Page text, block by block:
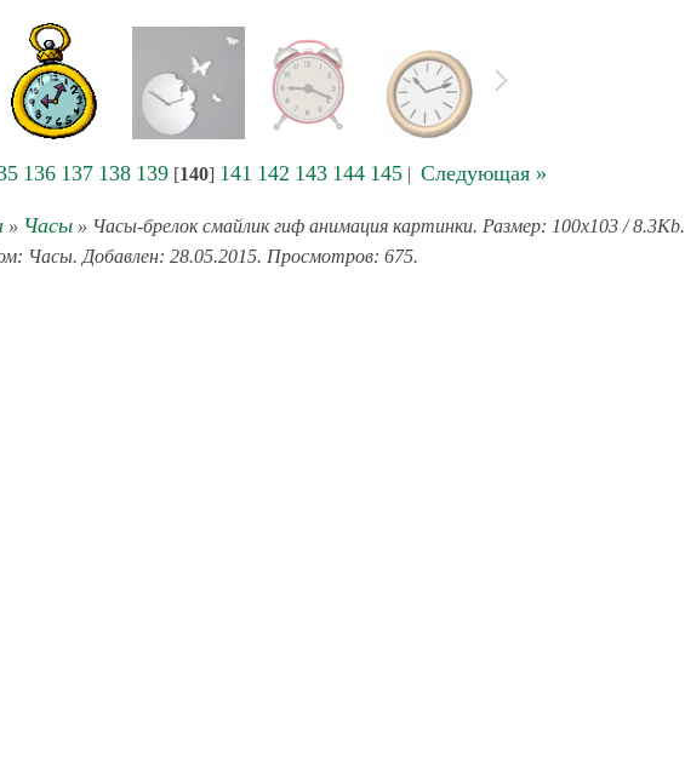
136 137 138 139[140] 141 142 143 144 145| Следующая »
» Часы» Часы-брелок смайлик гиф анимация картинки. Размер: 100x103 / 8.3Kb.
Часы. Добавлен: 28.05.2015. Просмотров: 675.